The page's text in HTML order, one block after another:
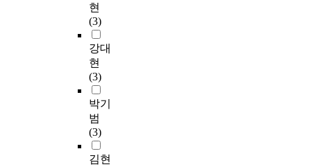
현
(3)
강대
현
(3)
박기
범
(3)
김현